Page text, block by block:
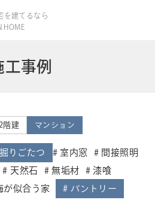
を建てるなら
HOME
工事例
2階建 マンション
掘りごたつ 室内窓
間接照明
天然石 無垢材
漆喰
が似合う家
パントリー